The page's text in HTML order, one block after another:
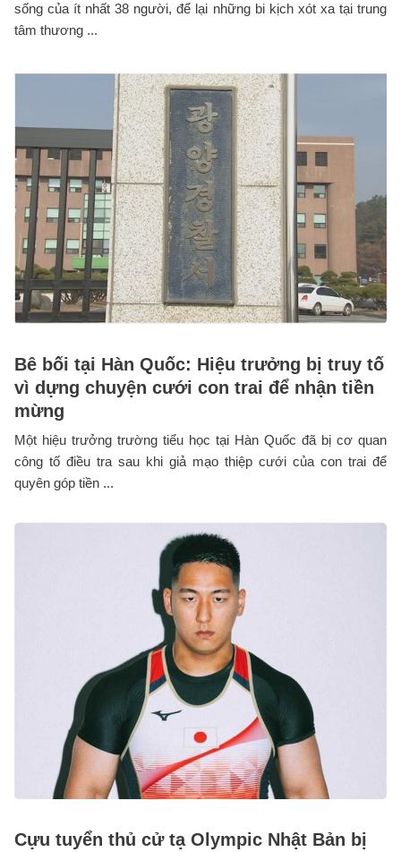
sống của ít nhất 38 người, để lại những bi kịch xót xa tại trung
tâm thương ...
Bê bối tại Hàn Quốc: Hiệu trưởng bị truy tố
vì dựng chuyện cưới con trai để nhận tiền
mừng
Một hiệu trưởng trường tiểu học tại Hàn Quốc đã bị cơ quan
công tố điều tra sau khi giả mạo thiệp cưới của con trai để
quyên góp tiền ...
Cựu tuyển thủ cử tạ Olympic Nhật Bản bị